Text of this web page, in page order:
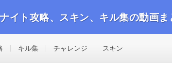
イト攻略、スキン、キル集の動画ま
キル集 チャレンジ スキン